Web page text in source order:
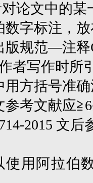
文中的某
字标注，
版规范—注
写作时所
用方括号准
参考文献应
2015 文
使用阿拉